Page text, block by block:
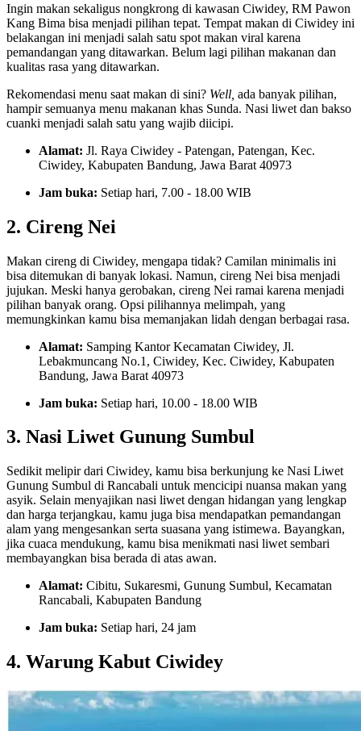
Ingin makan sekaligus nongkrong di kawasan Ciwidey, RM Pawon
Kang Bima bisa menjadi pilihan tepat. Tempat makan di Ciwidey ini
belakangan ini menjadi salah satu spot makan viral karena
pemandangan yang ditawarkan. Belum lagi pilihan makanan dan
kualitas rasa yang ditawarkan.
Rekomendasi menu saat makan di sini? Well, ada banyak pilihan,
hampir semuanya menu makanan khas Sunda. Nasi liwet dan bakso
cuanki menjadi salah satu yang wajib diicipi.
Alamat: Jl. Raya Ciwidey - Patengan, Patengan, Kec.
Ciwidey, Kabupaten Bandung, Jawa Barat 40973
Jam buka: Setiap hari, 7.00 - 18.00 WIB
2. Cireng Nei
Makan cireng di Ciwidey, mengapa tidak? Camilan minimalis ini
bisa ditemukan di banyak lokasi. Namun, cireng Nei bisa menjadi
jujukan. Meski hanya gerobakan, cireng Nei ramai karena menjadi
pilihan banyak orang. Opsi pilihannya melimpah, yang
memungkinkan kamu bisa memanjakan lidah dengan berbagai rasa.
Alamat: Samping Kantor Kecamatan Ciwidey, Jl.
Lebakmuncang No.1, Ciwidey, Kec. Ciwidey, Kabupaten
Bandung, Jawa Barat 40973
Jam buka: Setiap hari, 10.00 - 18.00 WIB
3. Nasi Liwet Gunung Sumbul
Sedikit melipir dari Ciwidey, kamu bisa berkunjung ke Nasi Liwet
Gunung Sumbul di Rancabali untuk mencicipi nuansa makan yang
asyik. Selain menyajikan nasi liwet dengan hidangan yang lengkap
dan harga terjangkau, kamu juga bisa mendapatkan pemandangan
alam yang mengesankan serta suasana yang istimewa. Bayangkan,
jika cuaca mendukung, kamu bisa menikmati nasi liwet sembari
membayangkan bisa berada di atas awan.
Alamat: Cibitu, Sukaresmi, Gunung Sumbul, Kecamatan
Rancabali, Kabupaten Bandung
Jam buka: Setiap hari, 24 jam
4. Warung Kabut Ciwidey